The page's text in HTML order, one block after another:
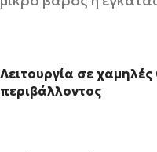
Λειτουργία σε
περιβάλλοντος